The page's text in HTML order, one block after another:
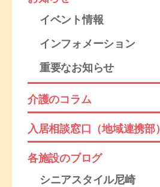
イベント情報
インフォメーション
重要なお知らせ
介護のコラム
入居相談窓口（地域連携部）
各施設のブログ
シニアスタイル尼崎